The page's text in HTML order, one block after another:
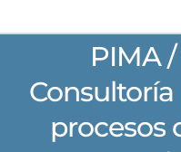
PIMA
Consultoría
procesos